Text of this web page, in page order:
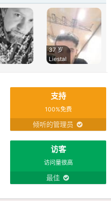
37 岁
Liestal
支持
100%免费
倾听的管理员
访客
访问量很高
最佳